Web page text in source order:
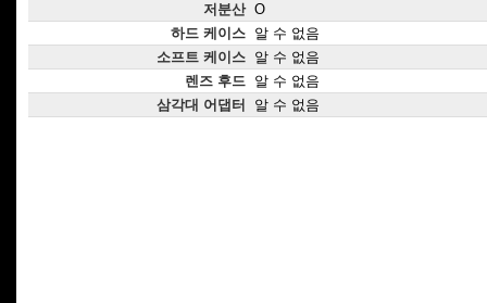
저분산 O
하드 케이스 알 수 없음
소프트 케이스 알 수 없음
렌즈 후드 알 수 없음
삼각대 어댑터
알 수 없음